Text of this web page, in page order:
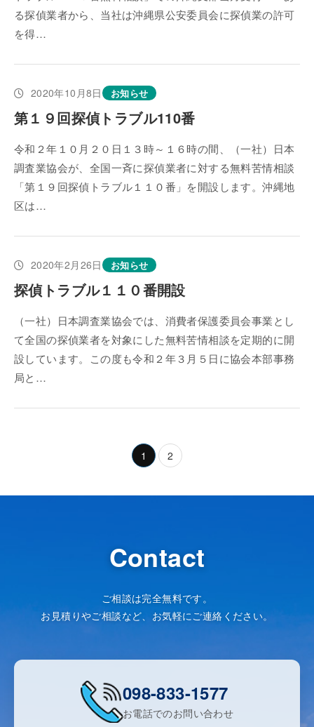
る探偵業者から、当社は沖縄県公安委員会に探偵業の許可
を得…
2020年10月8日 お知らせ
第１９回探偵トラブル110番
令和２年１０月２０日１３時～１６時の間、（一社）日本
調査業協会が、全国一斉に探偵業者に対する無料苦情相談
「第１９回探偵トラブル１１０番」を開設します。沖縄地
区は…
2020年2月26日 お知らせ
探偵トラブル１１０番開設
（一社）日本調査業協会では、消費者保護委員会事業とし
て全国の探偵業者を対象にした無料苦情相談を定期的に開
設しています。この度も令和２年３月５日に協会本部事務
局と…
1 2
Contact
ご相談は完全無料です。
お見積りやご相談など、お気軽にご連絡ください。
098-833-1577
お電話でのお問い合わせ